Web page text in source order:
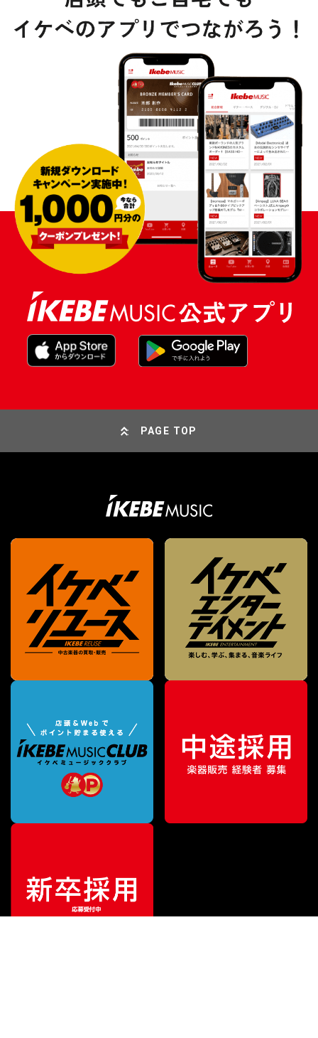
販売価格¥21,800（税込）
PAGE TOP